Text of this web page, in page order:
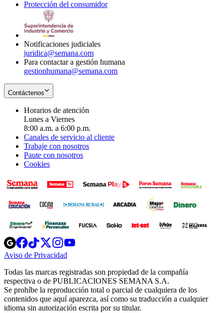
window
newin
Protección del consumidorOpens
Notificaciones judiciales
juridica@semana.com
Para contactar a gestión humana
gestionhumana@semana.com
Contáctenos
Horarios de atención
Lunes a Viernes
8:00 a.m. a 6:00 p.m.
Canales de servicio al cliente
Trabaje con nosotros
Paute con nosotros
Cookies
Opens
in
new
Opens
in
new
Opens
in
new
window
Opens
new
windowwindow
Aviso de Privacidad
new
window
Todas las marcas registradas son propiedad de la compañía
respectiva o de PUBLICACIONES SEMANA S.A.
Se prohíbe la reproducción total o parcial de cualquiera de los
contenidos que aquí aparezca, así como su traducción a cualquier
idioma sin autorización escrita por su titular.